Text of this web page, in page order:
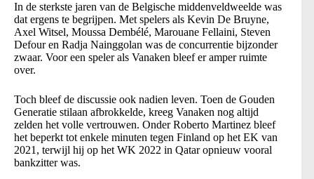
In de sterkste jaren van de Belgische middenveldweelde was
dat ergens te begrijpen. Met spelers als Kevin De Bruyne,
Axel Witsel, Moussa Dembélé, Marouane Fellaini, Steven
Defour en Radja Nainggolan was de concurrentie bijzonder
zwaar. Voor een speler als Vanaken bleef er amper ruimte
over.
Toch bleef de discussie ook nadien leven. Toen de Gouden
Generatie stilaan afbrokkelde, kreeg Vanaken nog altijd
zelden het volle vertrouwen. Onder Roberto Martinez bleef
het beperkt tot enkele minuten tegen Finland op het EK van
2021, terwijl hij op het WK 2022 in Qatar opnieuw vooral
bankzitter was.